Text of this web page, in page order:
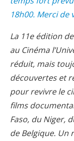
18h00. Merci
La 11e édition
au Cinéma
réduit, mais
découvertes et
pour revivre le
films
Faso, du Niger,
de Belgique. Un